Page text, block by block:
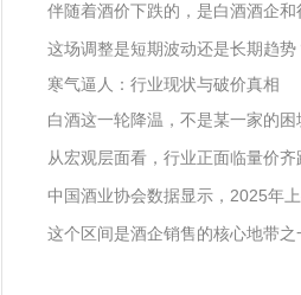
伴随着酒价下跌的，是白酒酒企
这场调整是短期波动还是长期趋
寒气逼人：行业现状与破价真相
白酒这一轮降温，不是某一家的
从宏观层面看，行业正面临量价齐
中国酒业协会数据显示，2025年
这个区间是酒企销售的核心地带之